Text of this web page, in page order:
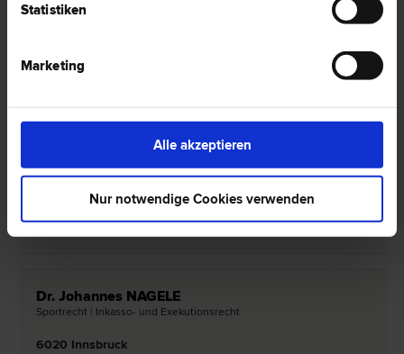
Statistiken
Marketing
Alle akzeptieren
Nur notwendige Cookies verwenden
Dr. Johannes NAGELE
Sport­recht | Inkasso- und Exekutions­recht
6020 Innsbruck